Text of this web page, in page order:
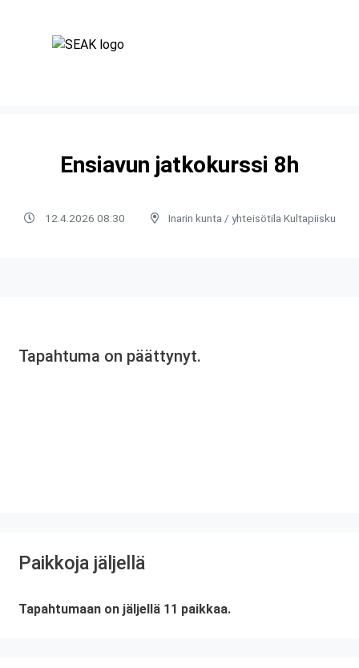
Ensiavun jatkokurssi 8h
12.4.2026 08:30 Inarin kunta / yhteisötila Kultapiisku
Tapahtuma on päättynyt.
Paikkoja jäljellä
Tapahtumaan on jäljellä 11 paikkaa.